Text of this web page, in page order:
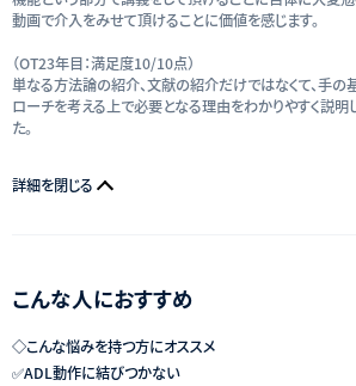
動画で介入をみせて頂けることに価値を感じます。
（OT23年目：満足度10/10点）
単なる方法論の紹介、文献の紹介だけではなくて、手の
ローチを考える上で必要となる理由をわかりやすく説
た。
詳細を閉じる
こんな人におすすめ
◇こんな悩みを持つ方にオススメ
✅ADL動作に結びつかない